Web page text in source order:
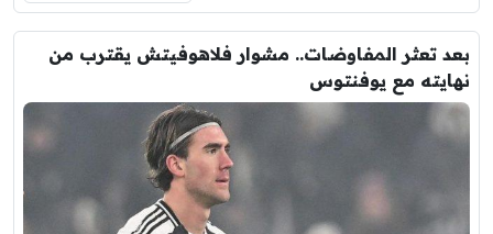
بعد تعثر المفاوضات.. مشوار فلاهوفيتش يقترب من
نهايته مع يوفنتوس